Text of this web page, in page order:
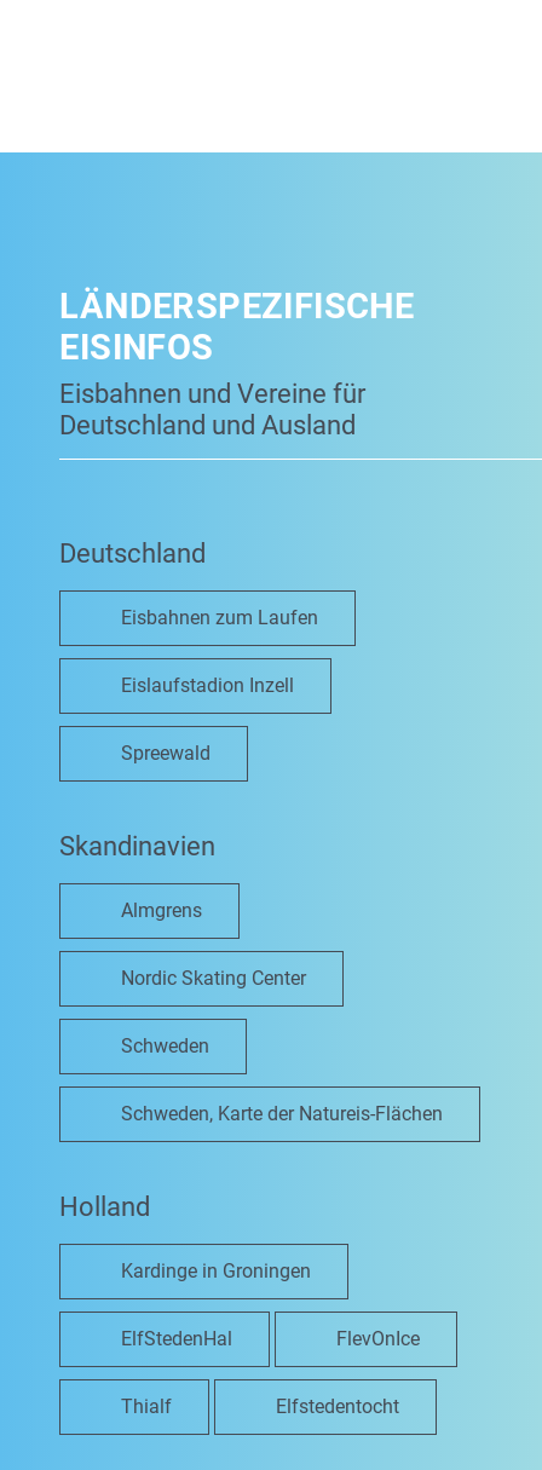
LÄNDERSPEZIFISCHE
EISINFOS
Eisbahnen und Vereine für
Deutschland und Ausland
Deutschland
Eisbahnen zum Laufen
Eislaufstadion Inzell
Spreewald
Skandinavien
Almgrens
Nordic Skating Center
Schweden
Schweden, Karte der Natureis-Flächen
Holland
Kardinge in Groningen
ElfStedenHal FlevOnIce
Thialf Elfstedentocht